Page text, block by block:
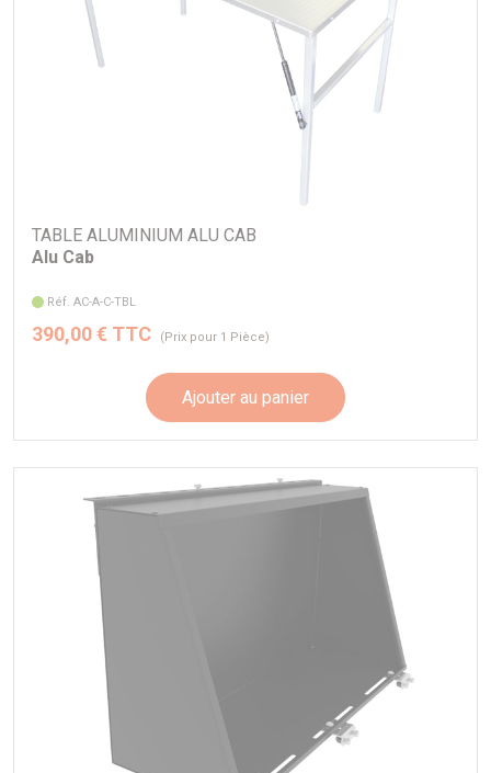
chargement.
Un éclairage LED intérieur est préinstallées .
Deux rails sur le toit sont installés pour permettre
l’installation de barres de toit ou de la galerie.
Le poids du hardtop pour un double cabine est d'environ 57
finition alu lisse noir
La charge statique est de 400 kg
La charge dynamique est de 200 kg
TABLE ALUMINIUM ALU CAB
Alu Cab
Réf. AC-A-C-TBL
390,00 € TTC (Prix pour 1 Pièce)
Ajouter au panier